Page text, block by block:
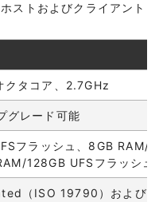
ストおよびクライアント）
タコア、2.7GHz
グレード可能
フラッシュ、8GB RAM/
128GB UFSフラッシュ
（ISO 19790）および